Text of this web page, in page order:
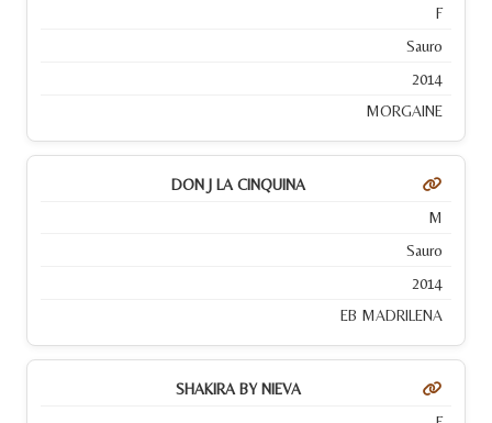
F
Sauro
2014
MORGAINE
DON J LA CINQUINA
M
Sauro
2014
EB MADRILENA
SHAKIRA BY NIEVA